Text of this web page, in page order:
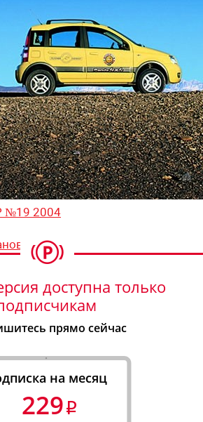
№19 2004
доступна только
прямо сейчас
на месяц
229